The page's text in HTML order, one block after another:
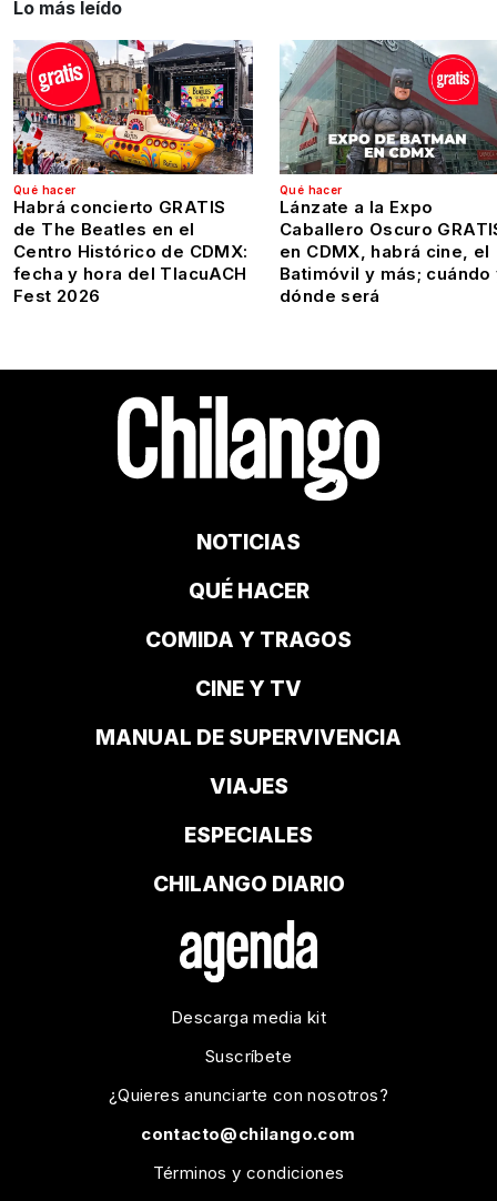
Lo más leído
Qué hacer
Habrá concierto GRATIS
de The Beatles en el
Centro Histórico de CDMX:
fecha y hora del TlacuACH
Fest 2026
Qué hacer
Lánzate a la Expo
Caballero Oscuro
en CDMX, habrá cine, el
Batimóvil y más; cuándo
dónde será
NOTICIAS
QUÉ HACER
COMIDA Y TRAGOS
CINE Y TV
MANUAL DE SUPERVIVENCIA
VIAJES
ESPECIALES
CHILANGO DIARIO
Descarga media kit
Suscríbete
¿Quieres anunciarte con nosotros?
contacto@chilango.com
Términos y condiciones